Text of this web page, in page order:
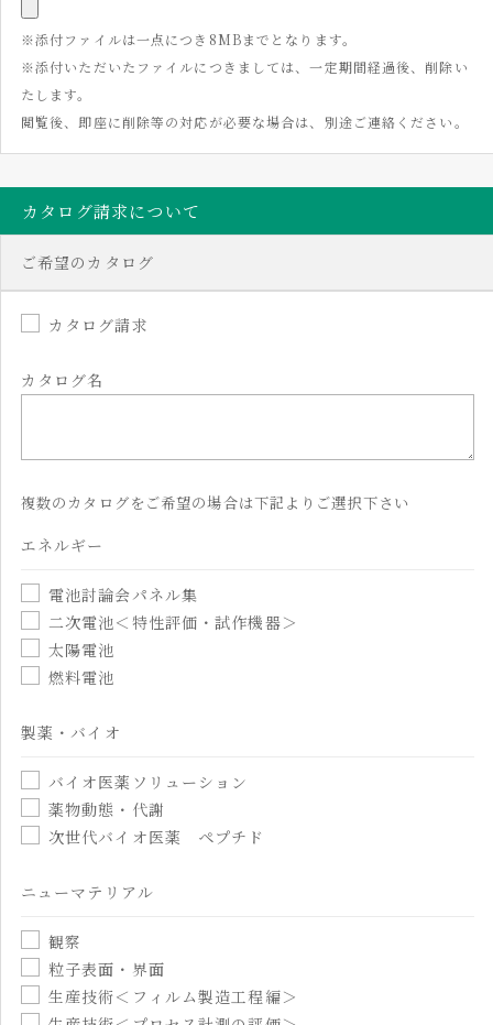
※添付ファイルは一点につき8MBまでとなります。
※添付いただいたファイルにつきましては、一定期間経過後、削除い
たします。
閲覧後、即座に削除等の対応が必要な場合は、別途ご連絡ください。
カタログ請求について
ご希望のカタログ
カタログ請求
カタログ名
複数のカタログをご希望の場合は下記よりご選択下さい
エネルギー
電池討論会パネル集
二次電池＜特性評価・試作機器＞
太陽電池
燃料電池
製薬・バイオ
バイオ医薬ソリューション
薬物動態・代謝
次世代バイオ医薬 ペプチド
ニューマテリアル
観察
粒子表面・界面
生産技術＜フィルム製造工程編＞